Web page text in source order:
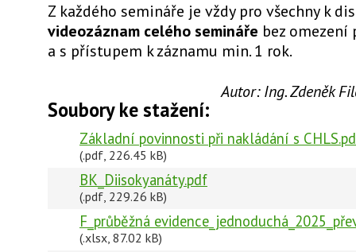
Z každého semináře je vždy pro všechny k
videozáznam celého semináře bez
a s přístupem k záznamu min. 1 rok.
Autor:Ing. Zdeněk
Soubory ke stažení:
Základní povinnosti při nakládání s
(.pdf, 226.45 kB)
BK_Diisokyanáty.pdf
(.pdf, 229.26 kB)
F_průběžná
(.xlsx, 87.02 kB)